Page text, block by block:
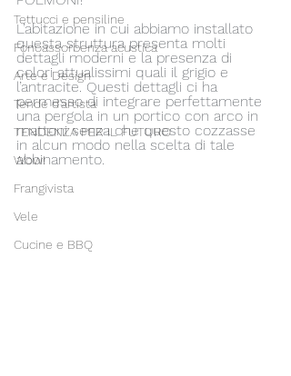
Tettucci e pensiline
Fonoassorbenza acustica
Arte e Design
Tende d'artista
TENDENZA PER IL FUTURO
Wow!
Frangivista
Vele
Cucine e BBQ
L’abitazione in cui abbiamo installato
questa struttura presenta molti
dettagli moderni e la presenza di
colori attualissimi quali il grigio e
l’antracite. Questi dettagli ci ha
permesso di integrare perfettamente
una pergola in un portico con arco in
mattoni senza che questo cozzasse
in alcun modo nella scelta di tale
abbinamento.